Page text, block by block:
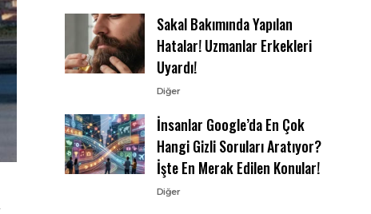
Sakal Bakımında Yapılan
Hatalar! Uzmanlar Erkekleri
Uyardı!
Diğer
İnsanlar Google’da En Çok
Hangi Gizli Soruları Aratıyor?
İşte En Merak Edilen Konular!
Diğer